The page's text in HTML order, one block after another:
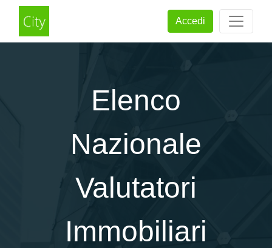
Accedi
Elenco
Nazionale
Valutatori
Immobiliari